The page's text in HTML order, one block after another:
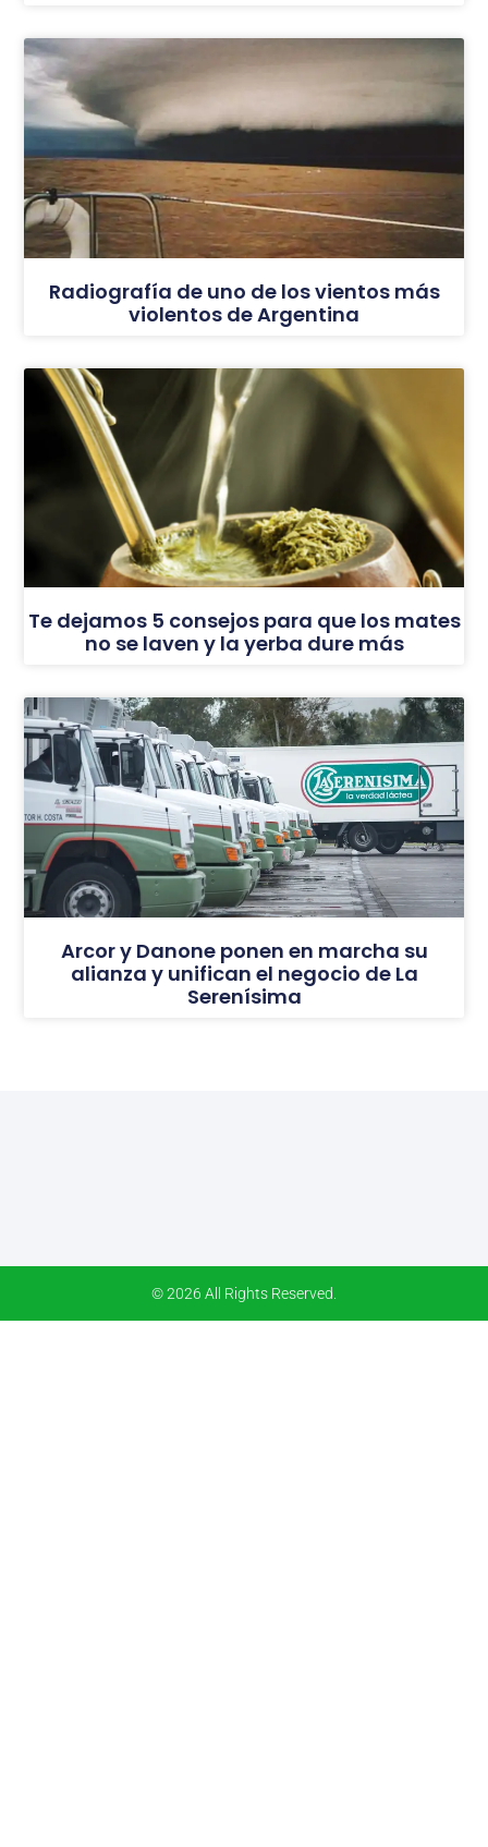
Radiografía de uno de los vientos más
violentos de Argentina
Te dejamos 5 consejos para que los mates
no se laven y la yerba dure más
Arcor y Danone ponen en marcha su
alianza y unifican el negocio de La
Serenísima
© 2026 All Rights Reserved.